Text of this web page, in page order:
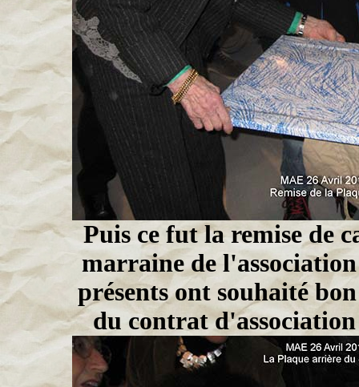
Puis ce fut la remise de
marraine de
présents ont souhaité
du contrat